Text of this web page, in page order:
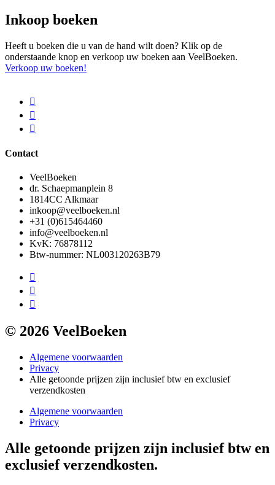
Inkoop boeken
Heeft u boeken die u van de hand wilt doen? Klik op de
onderstaande knop en verkoop uw boeken aan VeelBoeken.
Verkoop uw boeken!
Contact
VeelBoeken
dr. Schaepmanplein 8
1814CC Alkmaar
inkoop@veelboeken.nl
+31 (0)615464460
info@veelboeken.nl
KvK: 76878112
Btw-nummer: NL003120263B79
© 2026 VeelBoeken
Algemene voorwaarden
Privacy
Alle getoonde prijzen zijn inclusief btw en exclusief
verzendkosten
Algemene voorwaarden
Privacy
Alle getoonde prijzen zijn inclusief btw en
exclusief verzendkosten.